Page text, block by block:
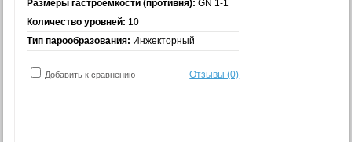
Размеры гастроемкости (противня): GN 1-1
Количество уровней: 10
Тип парообразования: Инжекторный
Добавить к сравнению Отзывы (0)